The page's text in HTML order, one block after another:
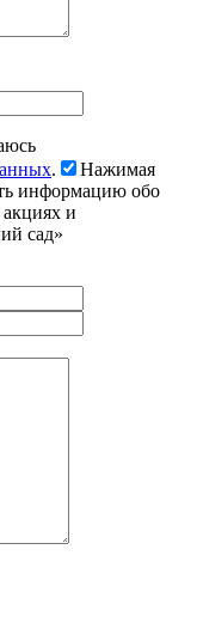
.
Нажимая
информацию обо
и
сад»